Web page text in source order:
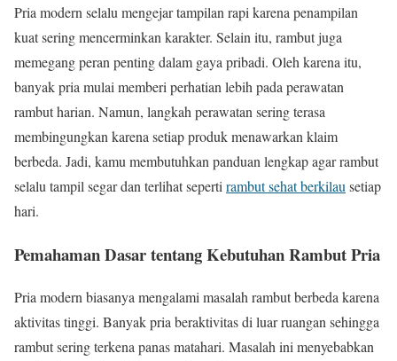
Pria modern selalu mengejar tampilan rapi karena penampilan
kuat sering mencerminkan karakter. Selain itu, rambut juga
memegang peran penting dalam gaya pribadi. Oleh karena itu,
banyak pria mulai memberi perhatian lebih pada perawatan
rambut harian. Namun, langkah perawatan sering terasa
membingungkan karena setiap produk menawarkan klaim
berbeda. Jadi, kamu membutuhkan panduan lengkap agar rambut
selalu tampil segar dan terlihat seperti rambut sehat berkilau setiap
hari.
Pemahaman Dasar tentang Kebutuhan Rambut Pria
Pria modern biasanya mengalami masalah rambut berbeda karena
aktivitas tinggi. Banyak pria beraktivitas di luar ruangan sehingga
rambut sering terkena panas matahari. Masalah ini menyebabkan